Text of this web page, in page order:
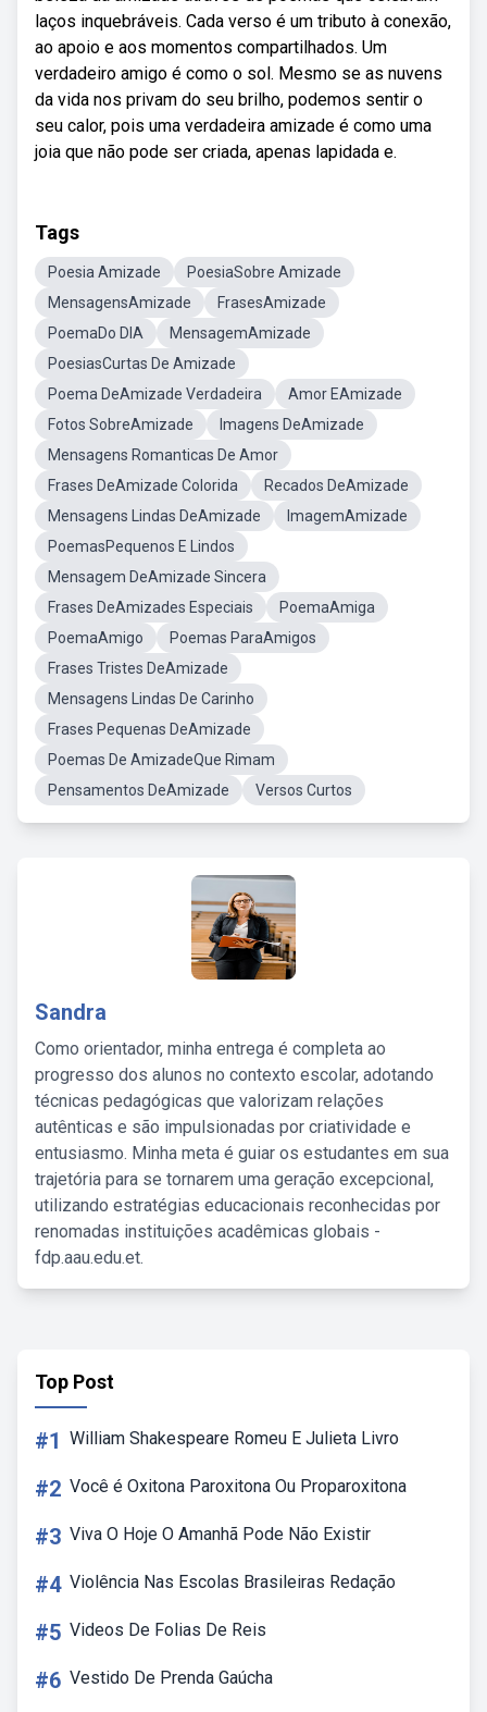
laços inquebráveis. Cada verso é um tributo à conexão,
ao apoio e aos momentos compartilhados. Um
verdadeiro amigo é como o sol. Mesmo se as nuvens
da vida nos privam do seu brilho, podemos sentir o
seu calor, pois uma verdadeira amizade é como uma
joia que não pode ser criada, apenas lapidada e.
Tags
Poesia Amizade
PoesiaSobre Amizade
MensagensAmizade
FrasesAmizade
PoemaDo DIA
MensagemAmizade
PoesiasCurtas De Amizade
Poema DeAmizade Verdadeira
Amor EAmizade
Fotos SobreAmizade
Imagens DeAmizade
Mensagens Romanticas De Amor
Frases DeAmizade Colorida
Recados DeAmizade
Mensagens Lindas DeAmizade
ImagemAmizade
PoemasPequenos E Lindos
Mensagem DeAmizade Sincera
Frases DeAmizades Especiais
PoemaAmiga
PoemaAmigo
Poemas ParaAmigos
Frases Tristes DeAmizade
Mensagens Lindas De Carinho
Frases Pequenas DeAmizade
Poemas De AmizadeQue Rimam
Pensamentos DeAmizade
Versos Curtos
Sandra
Como orientador, minha entrega é completa ao
progresso dos alunos no contexto escolar, adotando
técnicas pedagógicas que valorizam relações
autênticas e são impulsionadas por criatividade e
entusiasmo. Minha meta é guiar os estudantes em sua
trajetória para se tornarem uma geração excepcional,
utilizando estratégias educacionais reconhecidas por
renomadas instituições acadêmicas globais -
fdp.aau.edu.et.
Top Post
#1 William Shakespeare Romeu E Julieta Livro
#2 Você é Oxitona Paroxitona Ou Proparoxitona
#3 Viva O Hoje O Amanhã Pode Não Existir
#4 Violência Nas Escolas Brasileiras Redação
#5 Videos De Folias De Reis
#6 Vestido De Prenda Gaúcha